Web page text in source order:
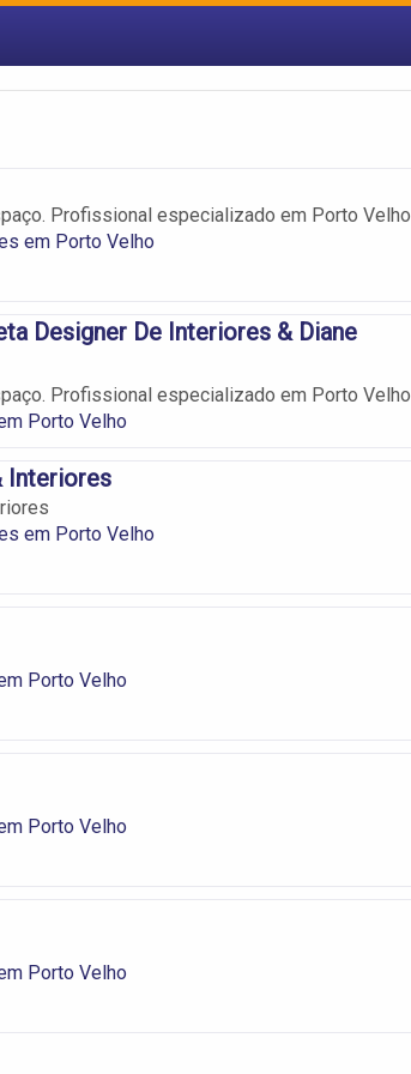
Profissional especializado em Porto Velho
em Porto Velho
Designer De Interiores & Diane
Profissional especializado em Porto Velho
Porto Velho
Interiores
em Porto Velho
Porto Velho
Porto Velho
Porto Velho